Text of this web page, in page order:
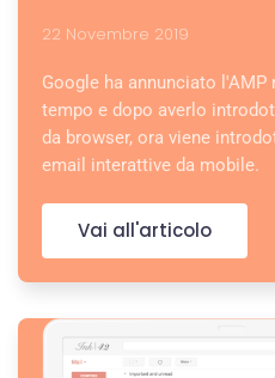
22 Novembre 2019
Google ha annunciato
tempo e dopo averlo
da browser, ora viene
email interattive da mobile.
Vai all'articolo